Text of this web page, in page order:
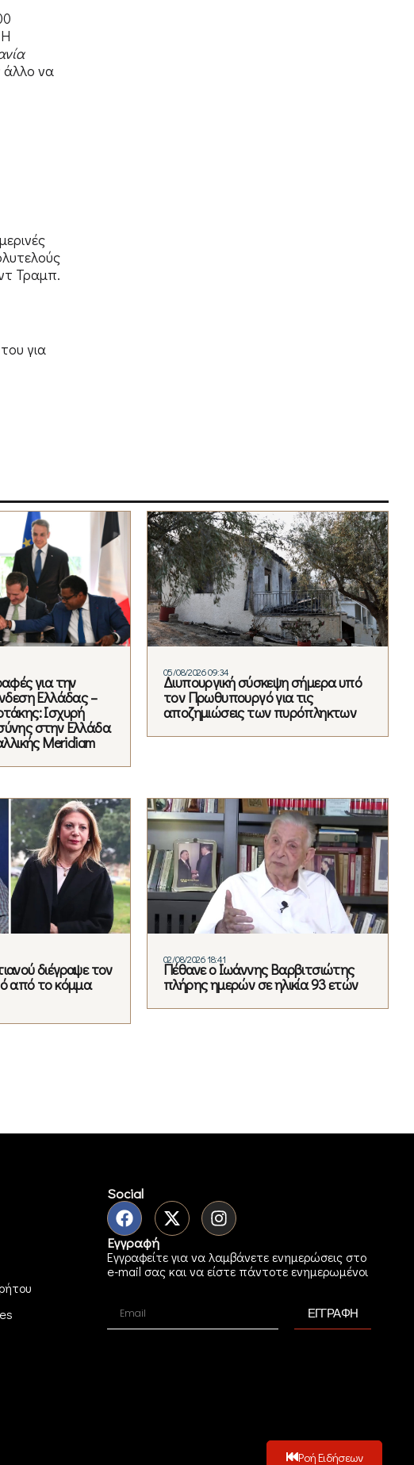
άλλο να
Τραμπ.
για
για την
Ελλάδας –
Ισχυρή
στην Ελλάδα
Meridiam
05/08/2026 09:34
Διυπουργική σύσκεψη σήμερα υπό
τον Πρωθυπουργό για τις
αποζημιώσεις των πυρόπληκτων
διέγραψε τον
από το κόμμα
02/08/2026 18:41
Πέθανε ο Ιωάννης Βαρβιτσιώτης
πλήρης ημερών σε ηλικία 93 ετών
Social
Εγγραφή
Εγγραφείτε για να λαμβάνετε ενημερώσεις στο
e-mail σας και να είστε πάντοτε ενημερωμένοι
ΕΓΓΡΑΦΗ
Ροή Ειδήσεων